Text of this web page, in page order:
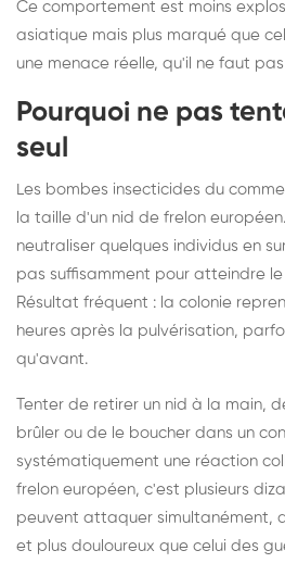
Ce comportement est moins
asiatique mais plus marqué que
une menace réelle, qu'il ne faut
Pourquoi ne pas
seul
Les bombes insecticides du
la taille d'un nid de frelon
neutraliser quelques individus en
pas suffisamment pour atteindre
Résultat fréquent : la colonie
heures après la pulvérisation,
qu'avant.
Tenter de retirer un nid à la main,
brûler ou de le boucher dans un
systématiquement une réaction
frelon européen, c'est plusieurs
peuvent attaquer simultanément,
et plus douloureux que celui des